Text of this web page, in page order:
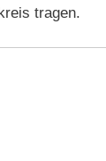
tragen.